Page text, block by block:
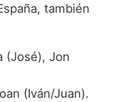
también
(José), Jon
(Iván/Juan).